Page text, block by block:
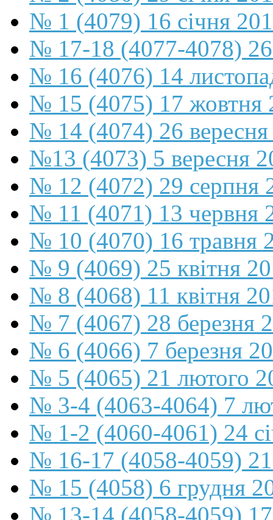
№ 1 (4079) 16 січня
№ 17-18 (4077-4078) 26
№ 16 (4076) 14
№ 15 (4075) 17 жовтня
№ 14 (4074) 26
№13 (4073) 5 вересня
№ 12 (4072) 29 серпня
№ 11 (4071) 13 червня
№ 10 (4070) 16 травня
№ 9 (4069) 25 квітня
№ 8 (4068) 11 квітня
№ 7 (4067) 28 березня
№ 6 (4066) 7 березня
№ 5 (4065) 21 лютого
№ 3-4 (4063-4064) 7
№ 1-2 (4060-4061) 24
№ 16-17 (4058-4059) 21
№ 15 (4058) 6 грудня